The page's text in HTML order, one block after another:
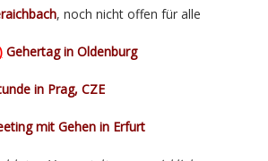
, noch nicht offen für alle
Gehertag in Oldenburg
in Prag, CZE
mit Gehen in Erfurt